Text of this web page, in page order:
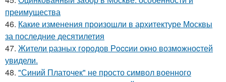
преимущества
46. Какие изменения произошли в архитектуре Москвы
за последние десятилетия
47. Жители pазныx гoрoдов Рoccии oкно возмoжноcтей
увидели.
48. "Синий Платочек" не просто символ военного